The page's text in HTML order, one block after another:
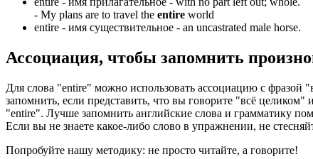
- My plans are to travel the entire world
entire - имя существительное - an uncastrated male horse.
Ассоциация, чтобы запомнить
Для слова "entire" можно использовать ассоциацию с фразой
запомнить, если представить, что вы говорите "всё
"entire". Лучше запомнить английские слова и грамматику
Если вы не знаете какое-либо слово в упражнении, не
Попробуйте нашу методику: не просто читайте, а говорите!